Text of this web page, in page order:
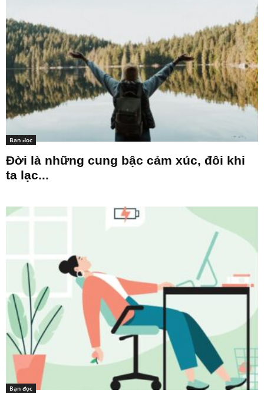
Bạn đọc
Đời là những cung bậc cảm xúc, đôi khi
ta lạc...
Bạn đọc